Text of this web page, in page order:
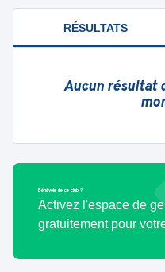
RÉSULTATS
Aucun résultat
Bénévole de ce club ?
Activez l'espace de
gratuitement pour